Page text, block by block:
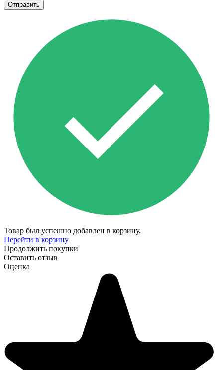
Товар был успешно добавлен в корзину.
Перейти в корзину
Продолжить покупки
Оставить отзыв
Оценка